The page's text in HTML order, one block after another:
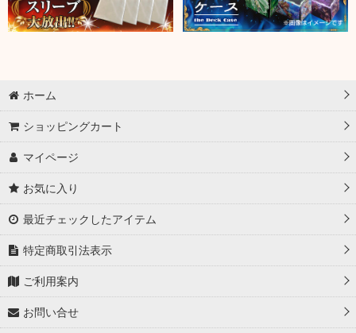
ホーム
ショッピングカート
マイページ
お気に入り
最近チェックしたアイテム
特定商取引法表示
ご利用案内
お問い合せ